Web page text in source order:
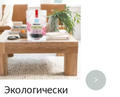
Экологически
>